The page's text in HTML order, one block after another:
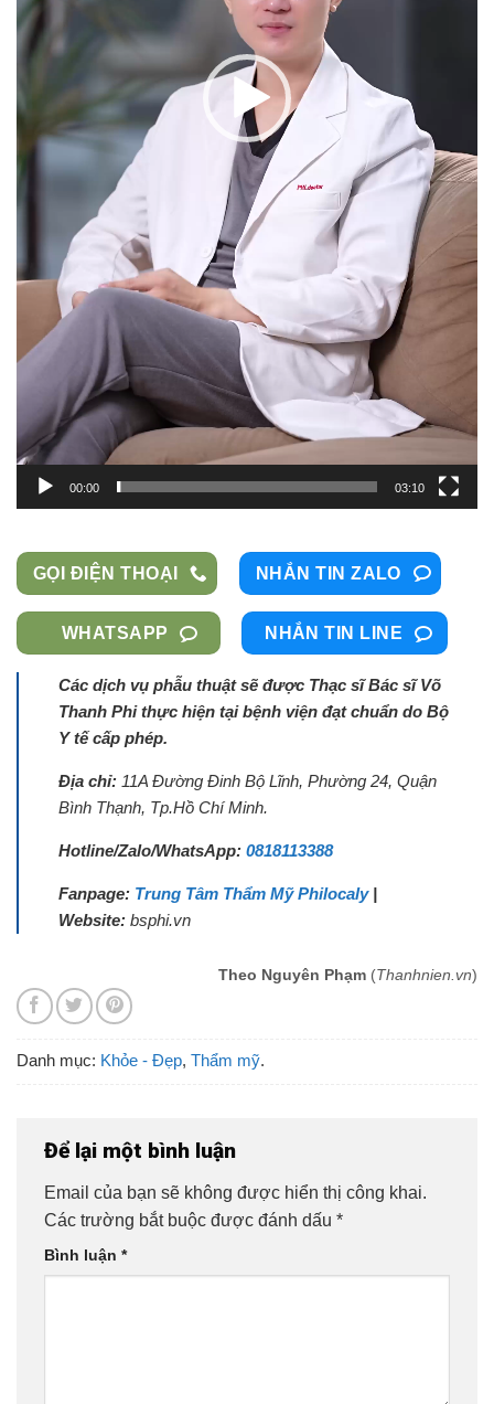
00:00 03:10
GỌI ĐIỆN THOẠI NHẮN TIN ZALO
WHATSAPP NHẮN TIN LINE
Các dịch vụ phẫu thuật sẽ được Thạc sĩ Bác sĩ Võ
Thanh Phi thực hiện tại bệnh viện đạt chuẩn do Bộ
Y tế cấp phép.
Địa chỉ: 11A Đường Đinh Bộ Lĩnh, Phường 24, Quận
Bình Thạnh, Tp.Hồ Chí Minh.
Hotline/Zalo/WhatsApp: 0818113388
Fanpage: Trung Tâm Thẩm Mỹ Philocaly |
Website: bsphi.vn
Theo Nguyên Phạm (Thanhnien.vn)
Danh mục: Khỏe - Đẹp, Thẩm mỹ.
Để lại một bình luận
Email của bạn sẽ không được hiển thị công khai.
Các trường bắt buộc được đánh dấu *
Bình luận *